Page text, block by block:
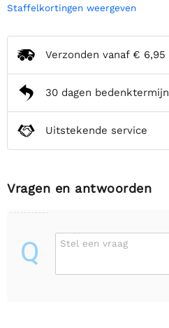
Staffelkortingen weergeven
Verzonden vanaf € 6,95
30 dagen bedenktermijn
Uitstekende service
Vragen en antwoorden
Q Stel een vraag